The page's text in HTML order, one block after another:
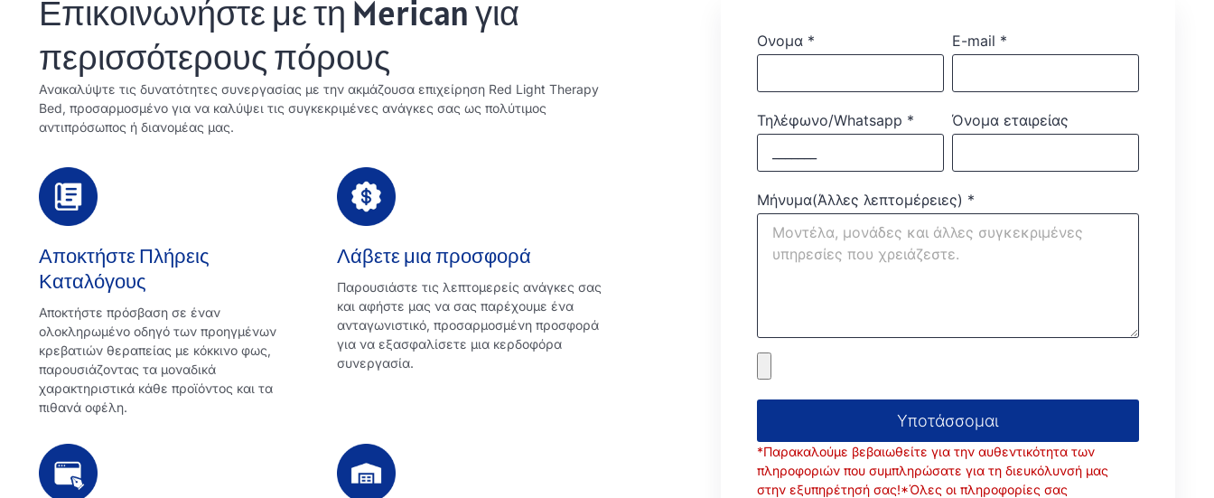
Επικοινωνήστε με τη Merican για
περισσότερους πόρους
Ανακαλύψτε τις δυνατότητες συνεργασίας με την ακμάζουσα επιχείρηση Red Light Therapy
Bed, προσαρμοσμένο για να καλύψει τις συγκεκριμένες ανάγκες σας ως πολύτιμος
αντιπρόσωπος ή διανομέας μας.
Αποκτήστε Πλήρεις
Καταλόγους
Αποκτήστε πρόσβαση σε έναν
ολοκληρωμένο οδηγό των προηγμένων
κρεβατιών θεραπείας με κόκκινο φως,
παρουσιάζοντας τα μοναδικά
χαρακτηριστικά κάθε προϊόντος και τα
πιθανά οφέλη.
Λάβετε μια προσφορά
Παρουσιάστε τις λεπτομερείς ανάγκες σας
και αφήστε μας να σας παρέχουμε ένα
ανταγωνιστικό, προσαρμοσμένη προσφορά
για να εξασφαλίσετε μια κερδοφόρα
συνεργασία.
Ονομα * E-mail *
Τηλέφωνο/Whatsapp * Όνομα εταιρείας
Μήνυμα(Άλλες λεπτομέρειες) *
Υποτάσσομαι
*Παρακαλούμε βεβαιωθείτε για την αυθεντικότητα των
πληροφοριών που συμπληρώσατε για τη διευκόλυνσή μας
στην εξυπηρέτησή σας!*Όλες οι πληροφορίες σας